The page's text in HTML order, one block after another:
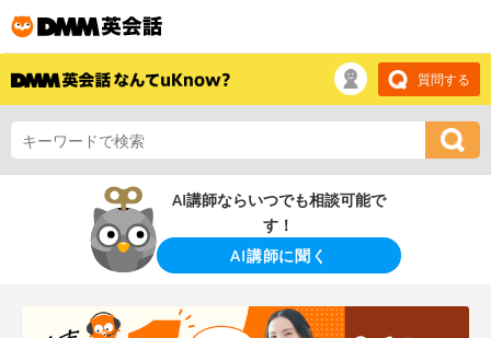
質問する
AI講師ならいつでも相談可能で
す！
AI講師に聞く